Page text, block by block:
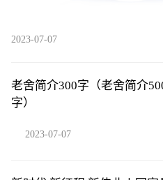
2023-07-07
老舍简介300字（老舍简介
字）
2023-07-07